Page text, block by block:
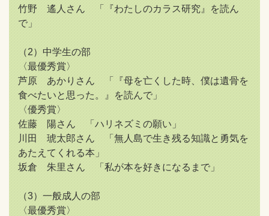
竹野 遙人さん 「『わたしのカラス研究』を読ん
で」
（2）中学生の部
〈最優秀賞〉
芦原 あかりさん 「『母を亡くした時、僕は遺骨を
食べたいと思った。』を読んで」
〈優秀賞〉
佐藤 陽さん 「ハリネズミの願い」
川田 琥太郎さん 「無人島で生き残る知識と勇気を
あたえてくれる本」
坂倉 朱里さん 「私が本を好きになるまで」
（3）一般成人の部
〈最優秀賞〉